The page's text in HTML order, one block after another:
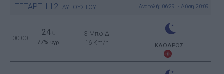
ΤΕΤΑΡΤΗ 12 ΑΥΓΟΥΣΤΟΥ Ανατολή: 06:29 - Δύση 20:09
00:00
24°C
77% υγρ.
3 Μπφ Δ
16 Km/h
ΚΑΘΑΡΟΣ